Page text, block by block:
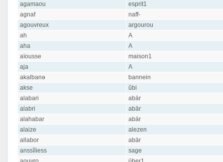
agamaou
esprit1
agnaf
naff-
agouvreux
argourou
ah
A
aha
A
aïousse
maison1
aja
A
akalbanə
bannein
akse
ŭbi
alabari
abār
alabri
abār
alahabar
abār
alaize
alezen
allabor
abār
anssîliess
sage